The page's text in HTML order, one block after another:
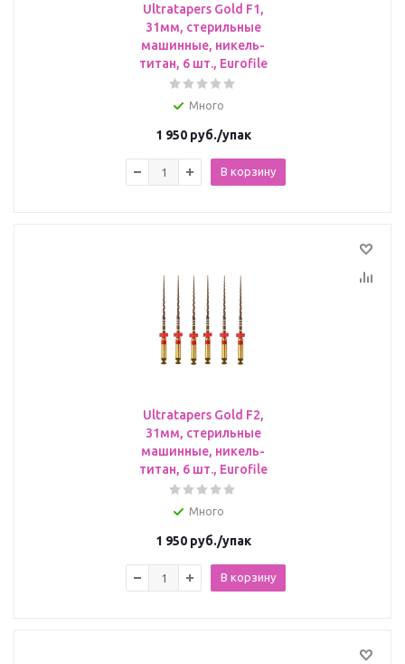
Ultratapers Gold F1,
31мм, стерильные
машинные, никель-
титан, 6 шт., Eurofile
Много
1 950руб./упак
В корзину
Ultratapers Gold F2,
31мм, стерильные
машинные, никель-
титан, 6 шт., Eurofile
Много
1 950руб./упак
В корзину